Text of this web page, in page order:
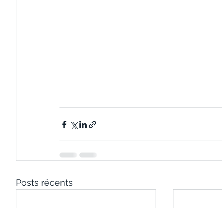
Posts récents